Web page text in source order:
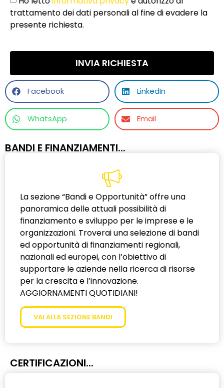
trattamento dei dati personali al fine di evadere la
presente richiesta.
INVIA RICHIESTA
Facebook LinkedIn
WhatsApp Email
BANDI E FINANZIAMENTI...
La sezione “Bandi e Opportunità” offre una
panoramica delle attuali possibilità di
finanziamento e sviluppo per le imprese e le
organizzazioni. Troverai una selezione di bandi
ed opportunità di finanziamenti regionali,
nazionali ed europei, con l’obiettivo di
supportare le aziende nella ricerca di risorse
per la crescita e l’innovazione.
AGGIORNAMENTI QUOTIDIANI!
VAI ALLA SEZIONE BANDI
CERTIFICAZIONI...